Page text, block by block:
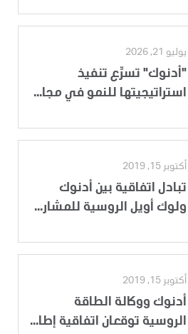
يوليو 21, 2026
"أدنوك" تسرِّع تنفيذ
استراتيجيتها للنمو في مجا...
أكتوبر 15, 2019
تبادل اتفاقية بين أدنوك
ولوك أويل الروسية للمشار...
أكتوبر 15, 2019
أدنوك ووكالة الطاقة
الروسية توقعان اتفاقية إطا...